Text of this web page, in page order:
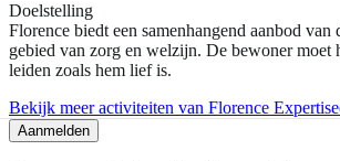
Doelstelling
Florence biedt een samenhangend aanbod van
gebied van zorg en welzijn. De bewoner moet
leiden zoals hem lief is.
Bekijk meer activiteiten van Florence
Aanmelden